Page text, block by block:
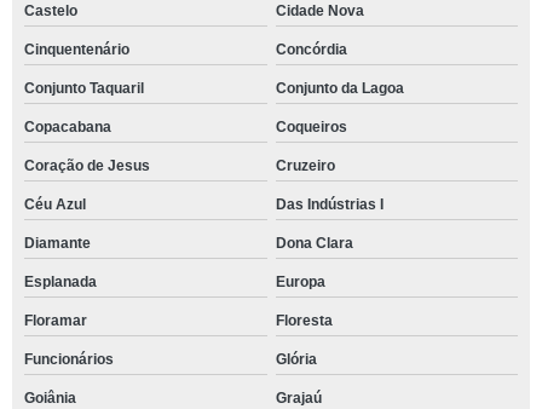
Castelo Cidade Nova
Cinquentenário Concórdia
Conjunto Taquaril Conjunto da Lagoa
Copacabana Coqueiros
Coração de Jesus Cruzeiro
Céu Azul Das Indústrias I
Diamante Dona Clara
Esplanada Europa
Floramar Floresta
Funcionários Glória
Goiânia Grajaú